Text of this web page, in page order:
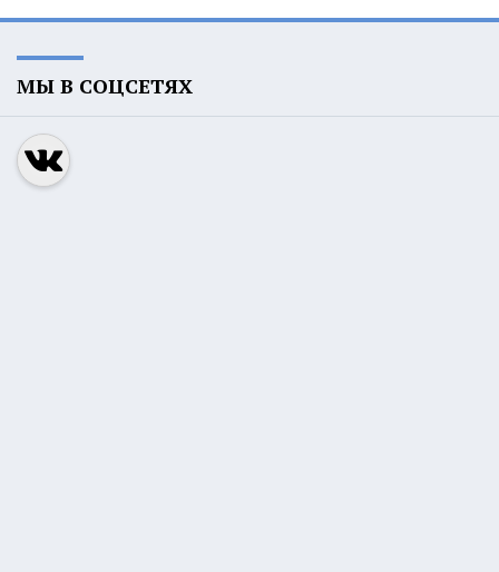
МЫ В СОЦСЕТЯХ